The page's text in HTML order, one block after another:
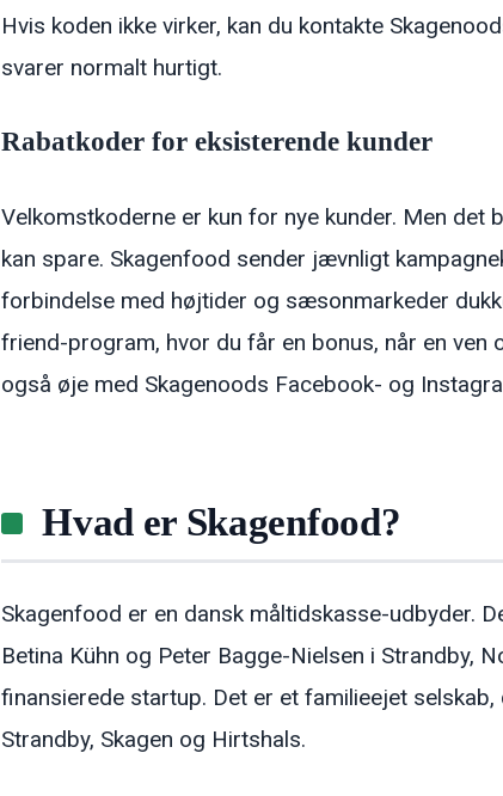
Hvis koden ikke virker, kan du kontakte
svarer normalt hurtigt.
Rabatkoder for eksisterende kunder
Velkomstkoderne er kun for nye kunder. Men det
kan spare. Skagenfood sender jævnligt
forbindelse med højtider og sæsonmarkeder
friend-program, hvor du får en bonus, når en
også øje med Skagenoods Facebook- og
Hvad er Skagenfood?
Skagenfood er en dansk måltidskasse-udbyder.
Betina Kühn og Peter Bagge-Nielsen i Strandby,
finansierede startup. Det er et familieejet
Strandby, Skagen og Hirtshals.